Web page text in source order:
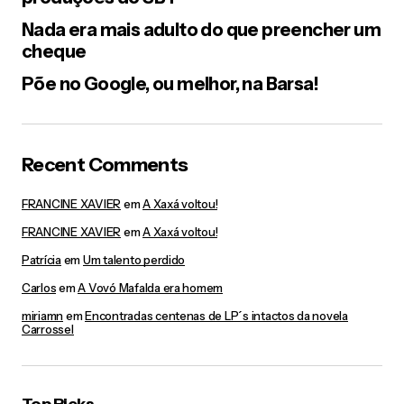
ME FAZ LEMBRAR OS COPÕES DA PEPSI!!!
Responder
deixar, Paloma, não esquecerei.
gurimedonho
28/11/2011 at 9:59 pm
Responder
Já repararam nos calções dos jogadores daquela
época? Eram muiiiiiiitoooo curtos!!! Muito engraçado!
Parabéns Gustavo, pela redação e pela profissão!
Elaine
28/11/2011 at 1:42 pm
Responder
Nada era mais adulto do que preencher um
cheque
Põe no Google, ou melhor, na Barsa!
Recent Comments
FRANCINE XAVIER emA Xaxá voltou!
FRANCINE XAVIER emA Xaxá voltou!
PatríciaemUm talento perdido
CarlosemA Vovó Mafalda era homem
miriamnemEncontradas centenas de LP´s intactos da novela
Carrossel